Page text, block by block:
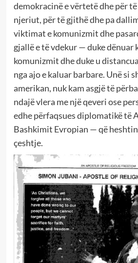
demokracinë e vërtetë dhe për
njeriut, për të gjithë dhe pa
viktimat e komunizmit dhe
gjallë e të vdekur — duke dënuar
komunizmit dhe duke u
nga ajo e kaluar barbare. Unë si
amerikan, nuk kam asgjë të
ndajë vlera me një qeveri ose
edhe përfaqsues diplomatikë të
Bashkimit Evropian — që
çeshtje.